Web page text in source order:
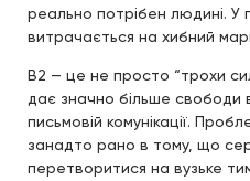
реально потрібен людині. У
витрачається на хибний
B2 — це не просто “трохи
дає значно більше свободи
письмовій комунікації.
занадто рано в тому, що
перетворитися на вузьке